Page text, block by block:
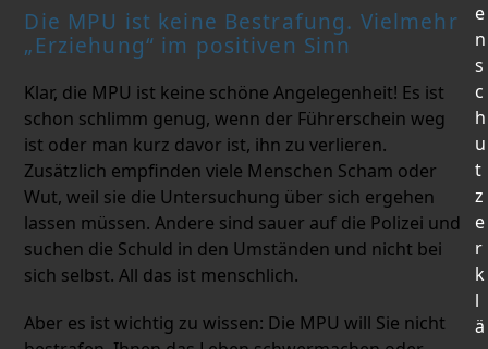
Die MPU ist keine Bestrafung. Vielmehr
„Erziehung“ im positiven Sinn
Klar, die MPU ist keine schöne Angelegenheit! Es ist
schon schlimm genug, wenn der Führerschein weg
ist oder man kurz davor ist, ihn zu verlieren.
Zusätzlich empfinden viele Menschen Scham oder
Wut, weil sie die Untersuchung über sich ergehen
lassen müssen. Andere sind sauer auf die Polizei und
suchen die Schuld in den Umständen und nicht bei
sich selbst. All das ist menschlich.
Aber es ist wichtig zu wissen: Die MPU will Sie nicht
e
n
s
c
h
u
t
z
e
r
k
l
ä